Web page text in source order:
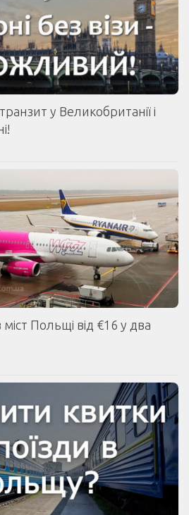
у Великобританії і
Польщі від €16 у два